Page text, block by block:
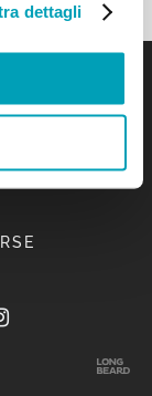
dettagli